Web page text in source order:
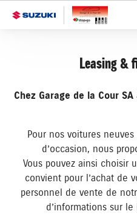
Leasing &
Chez Garage de la Cour
Pour nos voitures
d’occasion, nous
Vous pouvez ainsi choisir
convient pour l’achat de
personnel de vente de
d’informations sur